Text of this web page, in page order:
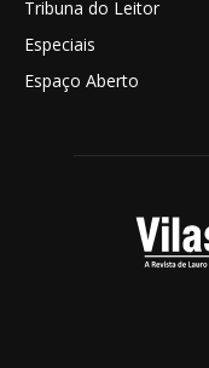
Tribuna do Leitor
Especiais
Espaço Aberto